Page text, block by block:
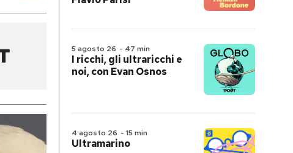
5 agosto 26 - 47 min
I ricchi, gli ultraricchi e
noi, con Evan Osnos
4 agosto 26 - 15 min
Ultramarino